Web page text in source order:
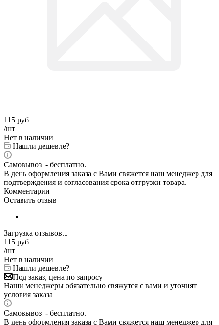
115 руб.
/шт
Нет в наличии
Нашли дешевле?
Самовывоз - бесплатно.
В день оформления заказа с Вами свяжется наш менеджер для
подтверждения и согласования срока отгрузки товара.
Комментарии
Оставить отзыв
Загрузка отзывов...
115 руб.
/шт
Нет в наличии
Нашли дешевле?
Под заказ, цена по запросу
Наши менеджеры обязательно свяжутся с вами и уточнят
условия заказа
Самовывоз - бесплатно.
В день оформления заказа с Вами свяжется наш менеджер для